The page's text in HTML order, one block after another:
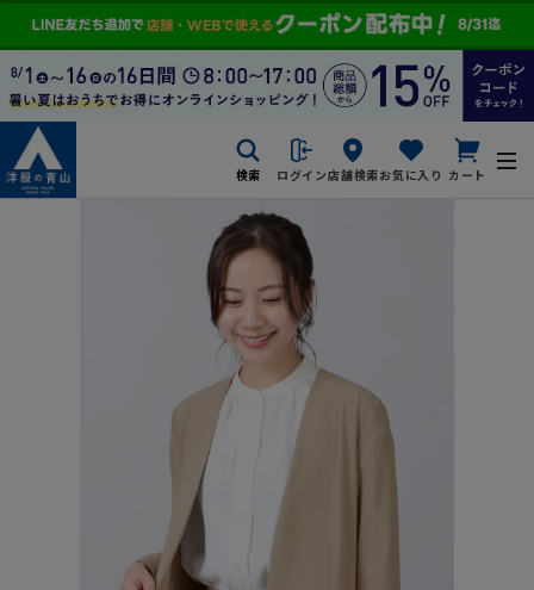
検索 ログイン店舗検索お気に入り カート